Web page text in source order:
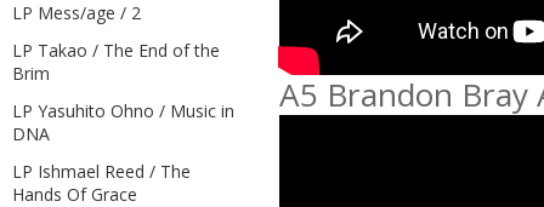
A5 Brandon Bray
LP Mess/age / 2
LP Takao / The End of the
Brim
LP Yasuhito Ohno / Music in
DNA
LP Ishmael Reed / The
Hands Of Grace